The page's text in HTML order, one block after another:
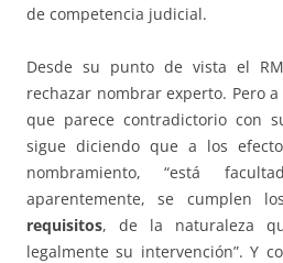
de competencia judicial.
Desde su punto de vista el
rechazar nombrar experto. Pero
que parece contradictorio con
sigue diciendo que a los
nombramiento, “está
aparentemente, se cumplen
requisitos, de la naturaleza
legalmente su intervención”. Y